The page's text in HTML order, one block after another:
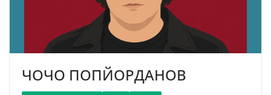
ЧОЧО ПОПЙОРДАНОВ